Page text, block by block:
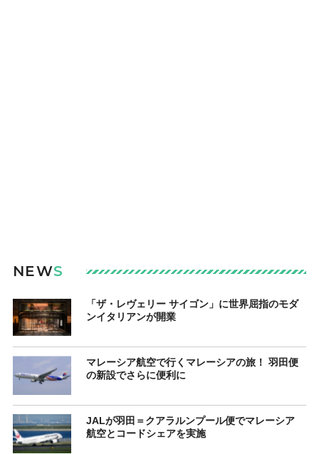
NEWS
「ザ・レヴェリー サイゴン」に世界屈指のモダ
ンイタリアンが開業
マレーシア航空で行くマレーシアの旅！ 羽田便
の新設でさらに便利に
JALが羽田＝クアラルンプール便でマレーシア
航空とコードシェアを実施